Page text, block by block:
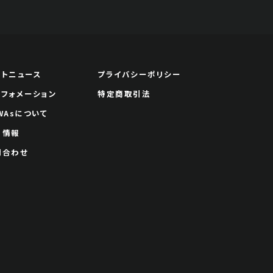
ニュース
ォメーション
について
報
わせ
プライバシーポリシー
特定商取引法